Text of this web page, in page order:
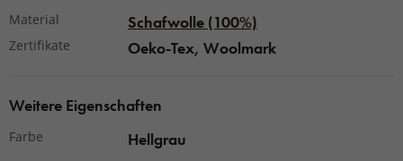
Material Schafwolle (100%)
Zertifikate Oeko-Tex, Woolmark
Weitere Eigenschaften
Farbe Hellgrau